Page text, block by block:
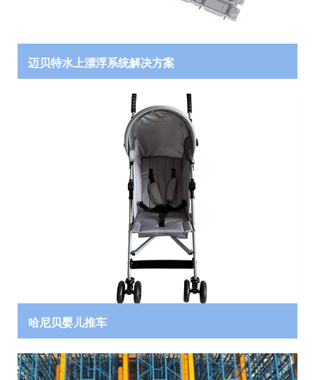
爱游戏体育-爱游戏| 爱游戏官方网站
加入我们
迈贝特水上漂浮系统解决方案
哈尼贝婴儿推车